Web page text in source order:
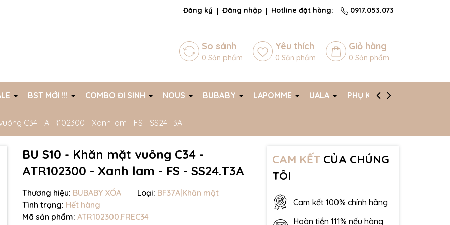
chờ đợi bạn Đăng ký Đăng nhập Hotline đặt hàng: 0917.053.073
So sánh
0 Sản phẩm
Yêu thích
0 Sản phẩm
Giỏ hàng
0 Sản phẩm
BST MỚI !!! COMBO ĐI SINH NOUS BUBABY LAPOMME UALA PHỤ KIỆN
C34 - ATR102300 - Xanh lam - FS - SS24.T3A
BU S10 - Khăn mặt vuông C34 -
ATR102300 - Xanh lam - FS - SS24.T3A
Thương hiệu: BUBABY XÓA Loại: BF37A|Khăn mặt
Tình trạng: Hết hàng
Mã sản phẩm: ATR102300.FREC34
CAM KẾTCỦA CHÚNG
TÔI
Cam kết 100% chính hãng
Hoàn tiền 111% nếu hàng
Mã giảm giá: